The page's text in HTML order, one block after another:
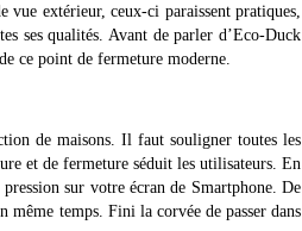
extérieur, ceux-ci paraissent pratiques,
ses qualités. Avant de parler d’Eco-Duck
ce point de fermeture moderne.
de maisons. Il faut souligner toutes les
et de fermeture séduit les utilisateurs. En
sur votre écran de Smartphone. De
temps. Fini la corvée de passer dans